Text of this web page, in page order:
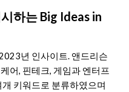
하는 Big Ideas in
년 인사이트. 앤드리슨
어, 핀테크, 게임과 엔터프
키워드로 분류하였으며